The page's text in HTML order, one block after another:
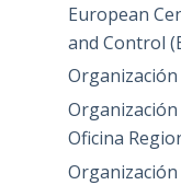
European
and Control
Organización
Organización
Oficina